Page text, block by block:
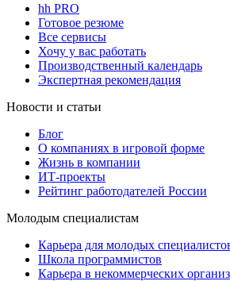
hh PRO
Готовое резюме
Все сервисы
Хочу у вас работать
Производственный календарь
Экспертная рекомендация
Новости и статьи
Блог
О компаниях в игровой форме
Жизнь в компании
ИТ-проекты
Рейтинг работодателей России
Молодым специалистам
Карьера для молодых
Школа программистов
Карьера в некоммерческих